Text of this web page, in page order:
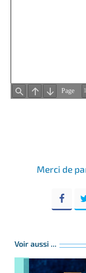
Merci de
Voir aussi ...